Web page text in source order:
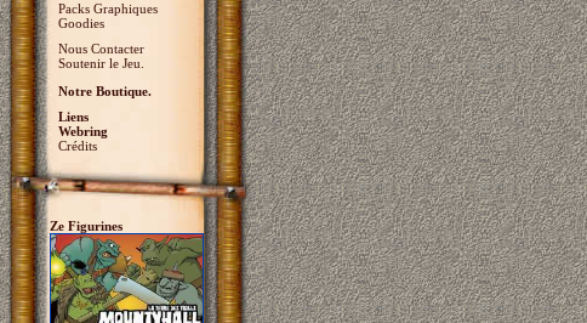
Packs Graphiques
Goodies
Nous Contacter
Soutenir le Jeu.
Notre Boutique.
Liens
Webring
Crédits
Ze Figurines